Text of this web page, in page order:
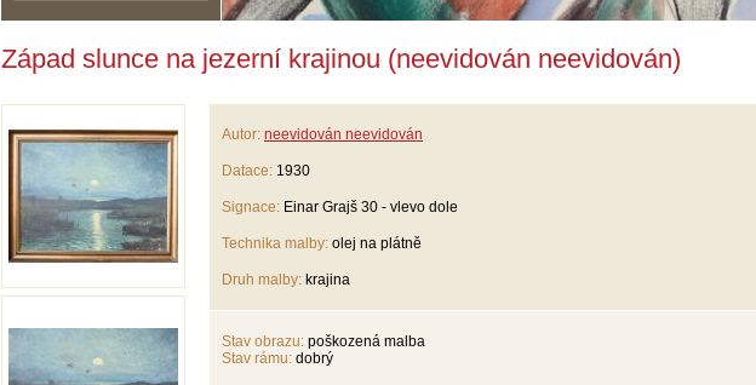
Západ slunce na jezerní krajinou (neevidován neevidován)
Autor: neevidován neevidován
Datace: 1930
Signace: Einar Grajš 30 - vlevo dole
Technika malby: olej na plátně
Druh malby: krajina
Stav obrazu: poškozená malba
Stav rámu: dobrý